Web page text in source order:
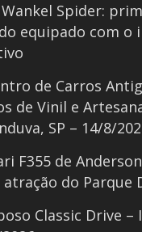
Wankel Spider:
equipado com o
de Carros
de Vinil e
SP – 14/8/
F355 de
atração do Parque
Classic Drive –